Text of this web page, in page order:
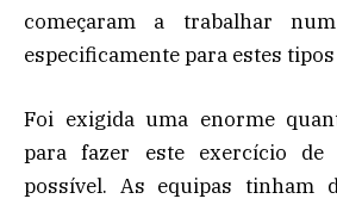
começaram a trabalhar
especificamente para estes
Foi exigida uma enorme
para fazer este exercício
possível. As equipas tinham